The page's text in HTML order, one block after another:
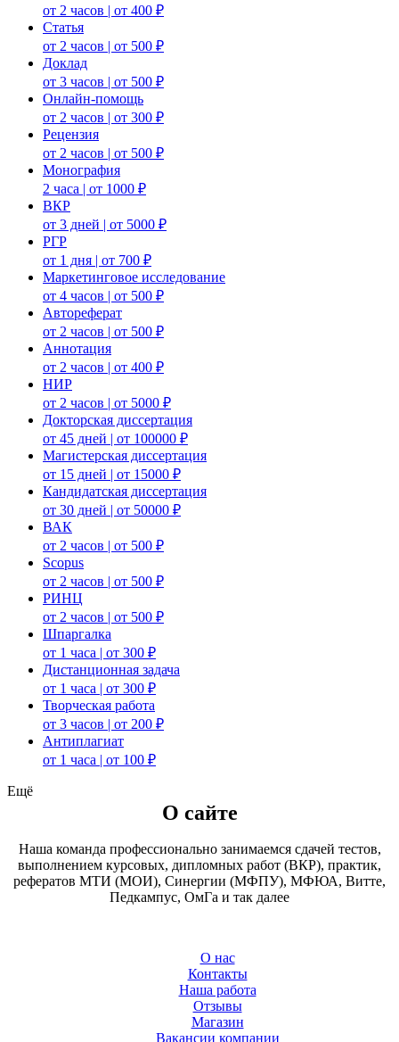
от 2 часов | от 400 ₽
Статья
от 2 часов | от 500 ₽
Доклад
от 3 часов | от 500 ₽
Онлайн-помощь
от 2 часов | от 300 ₽
Рецензия
от 2 часов | от 500 ₽
Монография
2 часа | от 1000 ₽
ВКР
от 3 дней | от 5000 ₽
РГР
от 1 дня | от 700 ₽
Маркетинговое исследование
от 4 часов | от 500 ₽
Автореферат
от 2 часов | от 500 ₽
Аннотация
от 2 часов | от 400 ₽
НИР
от 2 часов | от 5000 ₽
Докторская диссертация
от 45 дней | от 100000 ₽
Магистерская диссертация
от 15 дней | от 15000 ₽
Кандидатская диссертация
от 30 дней | от 50000 ₽
ВАК
от 2 часов | от 500 ₽
Scopus
от 2 часов | от 500 ₽
РИНЦ
от 2 часов | от 500 ₽
Шпаргалка
от 1 часа | от 300 ₽
Дистанционная задача
от 1 часа | от 300 ₽
Творческая работа
от 3 часов | от 200 ₽
Антиплагиат
от 1 часа | от 100 ₽
Ещё
О сайте
Наша команда профессионально занимаемся сдачей тестов,
выполнением курсовых, дипломных работ (ВКР), практик,
рефератов МТИ (МОИ), Синергии (МФПУ), МФЮА, Витте,
Педкампус, ОмГа и так далее
О нас
Контакты
Наша работа
Отзывы
Магазин
Вакансии компании